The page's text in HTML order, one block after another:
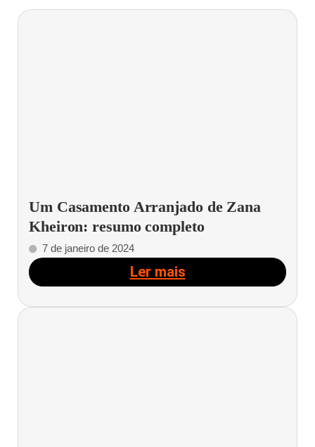
Um Casamento Arranjado de Zana
Kheiron: resumo completo
7 de janeiro de 2024
Ler mais